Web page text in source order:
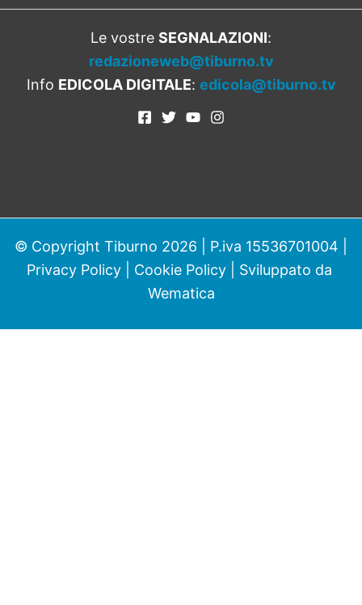
Le vostre SEGNALAZIONI:
redazioneweb@tiburno.tv
Info EDICOLA DIGITALE: edicola@tiburno.tv
© Copyright Tiburno 2026 | P.iva 15536701004 |
Privacy Policy| Cookie Policy| Sviluppato da
Wematica